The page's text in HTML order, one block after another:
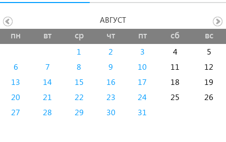
пн вт ср чт пт сб вс
1 2 3 4
5
6
7 8 9 10 11
12
13
14 15 16 17 18
19
20
21 22 23 24 25
26
27
28 29 30 31
АВГУСТ